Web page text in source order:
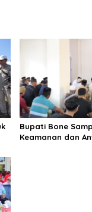
Bupati Bone
Keamanan dan